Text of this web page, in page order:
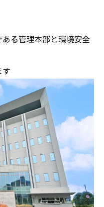
る管理本部と環境安全